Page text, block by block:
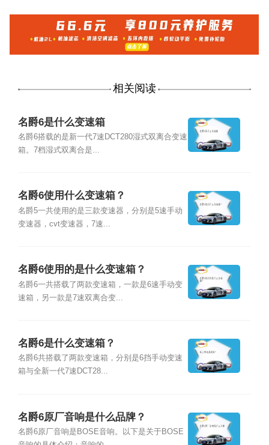
相关阅读
名爵6是什么变速箱
名爵6搭载的是新一代7速DCT280湿式双离合变速
箱。7档湿式双离合是...
名爵6使用什么变速箱？
名爵5一共使用的是三款变速器，分别是5速手动
变速器，cvt变速器，7速...
名爵6使用的是什么变速箱？
名爵6一共搭载了两款变速箱，一款是6速手动变
速箱，另一款是7速双离合变...
名爵6是什么变速箱？
名爵6共搭载了两款变速箱，分别是6挡手动变速
箱与全新一代7速DCT28...
名爵6原厂音响是什么品牌？
名爵6原厂音响是BOSE音响。以下是关于BOSE